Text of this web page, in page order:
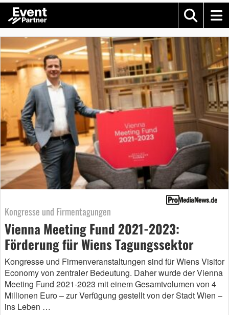
Kongresse und Firmentagungen
Vienna Meeting Fund 2021-2023:
Förderung für Wiens Tagungssektor
Kongresse und Firmenveranstaltungen sind für Wiens Visitor
Economy von zentraler Bedeutung. Daher wurde der Vienna
Meeting Fund 2021-2023 mit einem Gesamtvolumen von 4
Millionen Euro – zur Verfügung gestellt von der Stadt Wien –
ins Leben …